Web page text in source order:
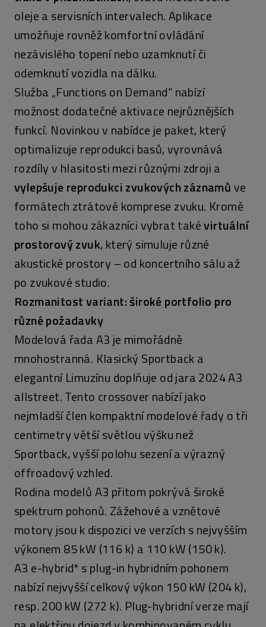
oleje a servisních intervalech. Aplikace
umožňuje rovněž komfortní ovládání
nezávislého topení nebo uzamknutí či
odemknutí vozidla na dálku.
Služba „Functions on Demand“ nabízí
možnost dodatečné aktivace nejrůznějších
funkcí. Novinkou v nabídce je paket, který
optimalizuje reprodukci basů, vyrovnává
rozdíly v hlasitosti mezi různými zdroji a
vylepšuje reprodukci zvukových záznamůve
formátech ztrátové komprese zvuku. Kromě
toho si mohou zákazníci vybrat takévirtuální
prostorový zvuk, který simuluje různé
akustické prostory – od koncertního sálu až
po zvukové studio.
Rozmanitost variant: široké portfolio pro
různé požadavky
Modelová řada A3 je mimořádně
mnohostranná. Klasický Sportback a
elegantní Limuzínu doplňuje od jara 2024 A3
allstreet. Tento crossover nabízí jako
nejmladší člen kompaktní modelové řady o tři
centimetry větší světlou výšku než
Sportback, vyšší polohu sezení a výrazný
offroadový vzhled.
Rodina modelů A3 přitom pokrývá široké
spektrum pohonů. Zážehové a vznětové
motory jsou k dispozici ve verzích s nejvyšším
výkonem 85 kW (116 k) a 110 kW (150 k).
A3 e-hybrid* s plug-in hybridním pohonem
nabízí nejvyšší celkový výkon 150 kW (204 k),
resp. 200 kW (272 k). Plug-hybridní verze mají